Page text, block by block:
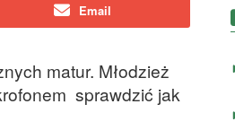
Email
matur. Młodzież
sprawdzić jak